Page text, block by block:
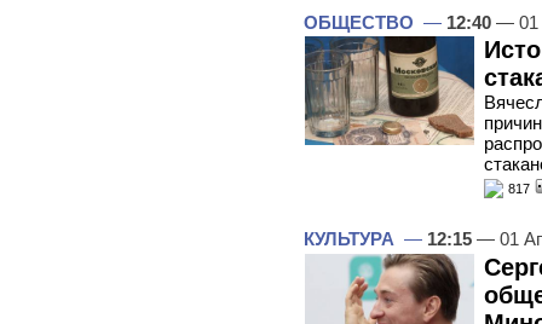
ОБЩЕСТВО — 12:40 — 01
817
КУЛЬТУРА — 12:15 — 01